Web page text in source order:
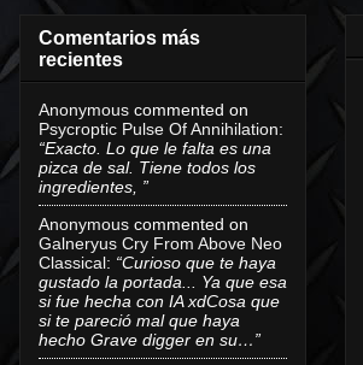
Comentarios más
recientes
Anonymous commented on
Psycroptic Pulse Of Annihilation:
“Exacto. Lo que le falta es una
pizca de sal. Tiene todos los
ingredientes, ”
Anonymous commented on
Galneryus Cry From Above Neo
Classical: “Curioso que te haya
gustado la portada... Ya que esa
si fue hecha con IA xdCosa que
si te pareció mal que haya
hecho Grave digger en su…”